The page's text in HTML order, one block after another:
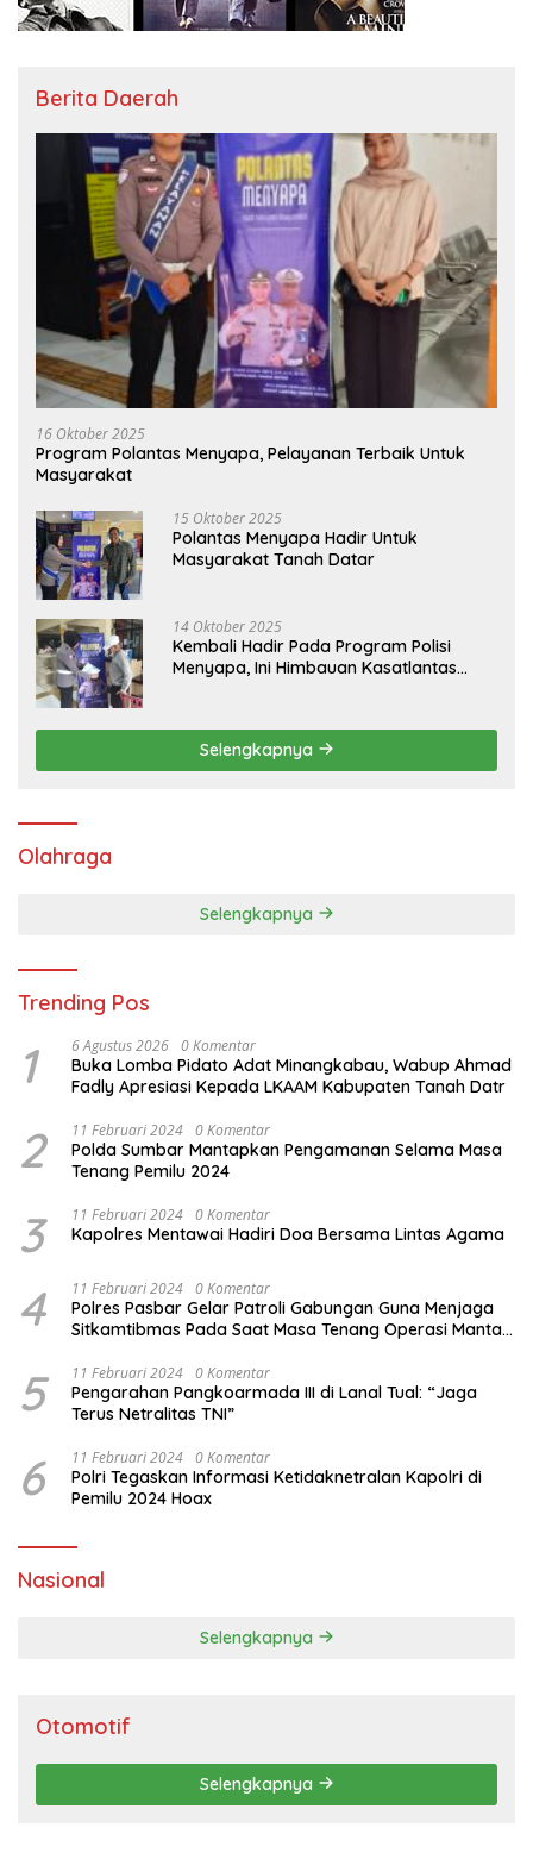
Berita Daerah
16 Oktober 2025
Program Polantas Menyapa, Pelayanan Terbaik Untuk
Masyarakat
15 Oktober 2025
Polantas Menyapa Hadir Untuk
Masyarakat Tanah Datar
14 Oktober 2025
Kembali Hadir Pada Program Polisi
Menyapa, Ini Himbauan Kasatlantas
Selengkapnya
Olahraga
Selengkapnya
Trending Pos
1 6 Agustus 2026 0 Komentar
Buka Lomba Pidato Adat Minangkabau, Wabup Ahmad
Fadly Apresiasi Kepada LKAAM Kabupaten Tanah Datr
2 11 Februari 2024 0 Komentar
Polda Sumbar Mantapkan Pengamanan Selama Masa
Tenang Pemilu 2024
3 11 Februari 2024 0 Komentar
Kapolres Mentawai Hadiri Doa Bersama Lintas Agama
4 11 Februari 2024 0 Komentar
Polres Pasbar Gelar Patroli Gabungan Guna Menjaga
Sitkamtibmas Pada Saat Masa Tenang Operasi Mantap
5 11 Februari 2024 0 Komentar
Pengarahan Pangkoarmada III di Lanal Tual: “Jaga
Terus Netralitas TNI”
6 11 Februari 2024 0 Komentar
Polri Tegaskan Informasi Ketidaknetralan Kapolri di
Pemilu 2024 Hoax
Nasional
Selengkapnya
Otomotif
Selengkapnya